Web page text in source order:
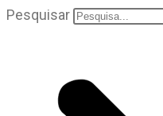
Pesquisar